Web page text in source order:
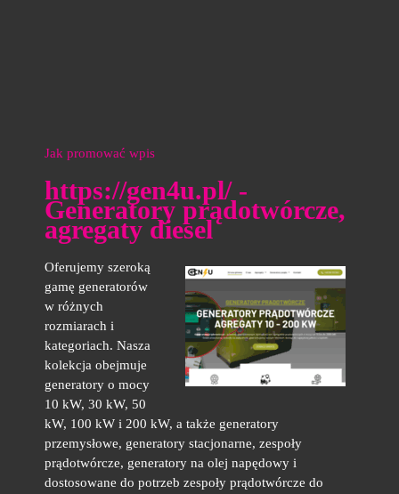
Jak promować wpis
https://gen4u.pl/ -
Generatory prądotwórcze,
agregaty diesel
Oferujemy szeroką
gamę generatorów
w różnych
rozmiarach i
kategoriach. Nasza
kolekcja obejmuje
generatory o mocy
10 kW, 30 kW, 50
kW, 100 kW i 200 kW, a także generatory
przemysłowe, generatory stacjonarne, zespoły
prądotwórcze, generatory na olej napędowy i
dostosowane do potrzeb zespoły prądotwórcze do